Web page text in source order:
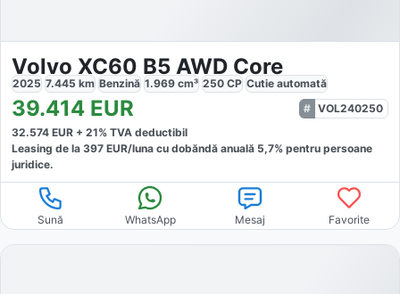
Volvo XC60 B5 AWD Core
2025 7.445 km Benzină 1.969 cm³ 250 CP Cutie automată
39.414 EUR
VOL240250
32.574 EUR + 21% TVA deductibil
Leasing de la 397 EUR/luna cu dobăndă anuală 5,7% pentru persoane
juridice.
Sună WhatsApp Mesaj Favorite